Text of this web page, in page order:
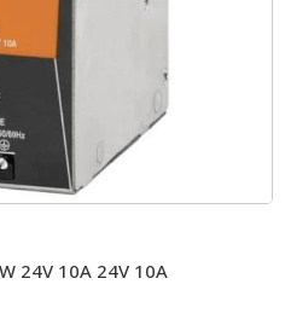
24V 10A 24V 10A